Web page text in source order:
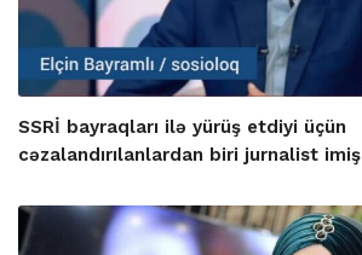
SSRİ bayraqları ilə yürüş etdiyi üçün
cəzalandırılanlardan biri jurnalist imiş